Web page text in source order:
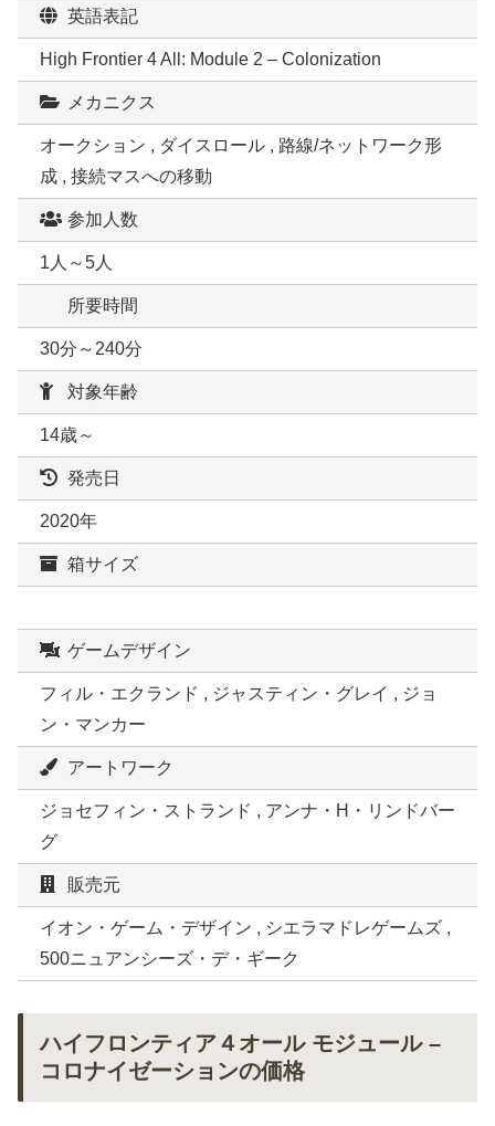
英語表記
High Frontier 4 All: Module 2 – Colonization
メカニクス
オークション , ダイスロール , 路線/ネットワーク形
成 , 接続マスへの移動
参加人数
1人～5人
所要時間
30分～240分
対象年齢
14歳～
発売日
2020年
箱サイズ
ゲームデザイン
フィル・エクランド , ジャスティン・グレイ , ジョ
ン・マンカー
アートワーク
ジョセフィン・ストランド , アンナ・H・リンドバー
グ
販売元
イオン・ゲーム・デザイン , シエラマドレゲームズ ,
500ニュアンシーズ・デ・ギーク
ハイフロンティア４オール モジュール –
コロナイゼーションの価格